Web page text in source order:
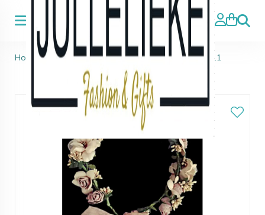
Zoeken
Home > Accessoires haar & sieraden>Haarband 11